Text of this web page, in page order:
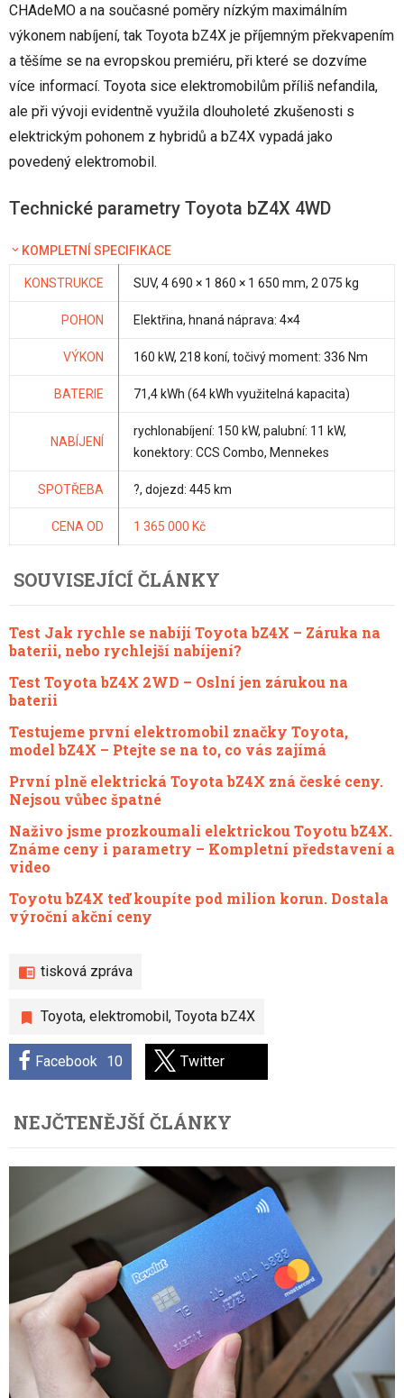
CHAdeMO a na současné poměry nízkým maximálním
výkonem nabíjení, tak Toyota bZ4X je příjemným překvapením
a těšíme se na evropskou premiéru, při které se dozvíme
více informací. Toyota sice elektromobilům příliš nefandila,
ale při vývoji evidentně využila dlouholeté zkušenosti s
elektrickým pohonem z hybridů a bZ4X vypadá jako
povedený elektromobil.
Technické parametry Toyota bZ4X 4WD
KOMPLETNÍ SPECIFIKACE
KONSTRUKCE SUV, 4 690 × 1 860 × 1 650 mm, 2 075 kg
POHON Elektřina, hnaná náprava: 4×4
VÝKON 160 kW, 218 koní, točivý moment: 336 Nm
BATERIE 71,4 kWh (64 kWh využitelná kapacita)
NABÍJENÍ
rychlonabíjení: 150 kW, palubní: 11 kW,
konektory: CCS Combo, Mennekes
SPOTŘEBA ?, dojezd: 445 km
CENA OD 1 365 000 Kč
tisková zpráva
Toyota, elektromobil, Toyota bZ4X
Facebook 10 Twitter
SOUVISEJÍCÍ ČLÁNKY
Test Jak rychle se nabíjí Toyota bZ4X – Záruka na
baterii, nebo rychlejší nabíjení?
Test Toyota bZ4X 2WD – Oslní jen zárukou na
baterii
Testujeme první elektromobil značky Toyota,
model bZ4X – Ptejte se na to, co vás zajímá
První plně elektrická Toyota bZ4X zná české ceny.
Nejsou vůbec špatné
Naživo jsme prozkoumali elektrickou Toyotu bZ4X.
Známe ceny i parametry – Kompletní představení a
video
Toyotu bZ4X teď koupíte pod milion korun. Dostala
výroční akční ceny
NEJČTENĚJŠÍ ČLÁNKY